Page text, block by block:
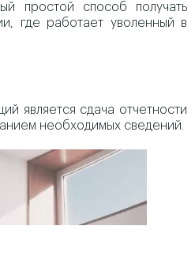
простой способ получать
где работает уволенный в
является сдача отчетности
необходимых сведений.